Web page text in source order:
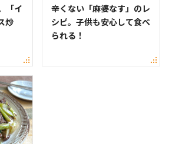
「イ
炒
辛くない「麻婆なす」のレ
シピ。子供も安心して食べ
られる！